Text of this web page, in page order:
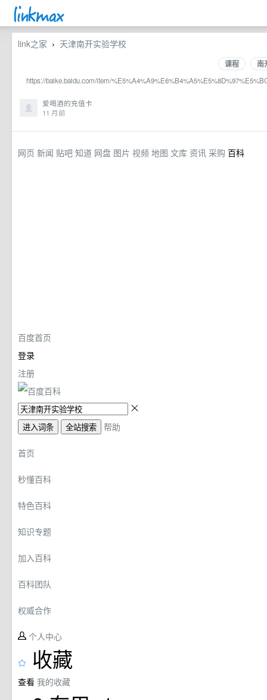
link之家 › 天津南开实验学校
课程 南
https://baike.baidu.com/item/
爱喝酒的充值卡
11 月前
网页 新闻 贴吧 知道 网盘 图片 视频 地图 文库 资讯 采购 百科
百度首页
登录
注册
进入词条 全站搜索 帮助
首页
秒懂百科
特色百科
知识专题
加入百科
百科团队
权威合作
个人中心
收藏
查看 我的收藏